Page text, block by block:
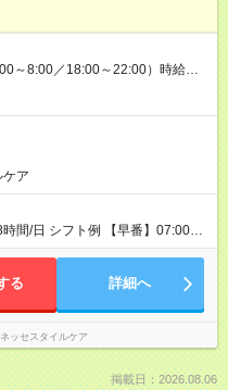
～8:00／18:00～22:00）時給：
給：1400円～ ■初任者研修
～22:00）時給：1400円～ ●日
～100円／時を支給 ※社内専門
（1資格につき、60円／時）
ア
間/日 シフト例 【早番】07:00～
09:00～18:00 【遅番】11:00～
はお問合せください。 ※実働8時
る 詳細へ
ッセスタイルケア
掲載日：2026.08.06